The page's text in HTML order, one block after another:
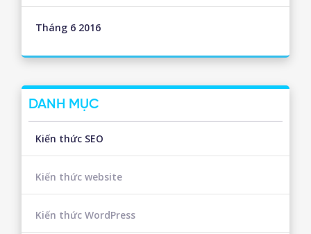
Tháng 6 2016
DANH MỤC
Kiến thức SEO
Kiến thức website
Kiến thức WordPress